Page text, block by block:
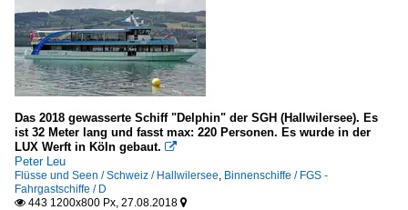
Das 2018 gewasserte Schiff "Delphin" der SGH (Hallwilersee). Es
ist 32 Meter lang und fasst max: 220 Personen. Es wurde in der
LUX Werft in Köln gebaut. 
Peter Leu
Flüsse und Seen / Schweiz / Hallwilersee, Binnenschiffe / FGS -
Fahrgastschiffe / D
 443 1200x800 Px, 27.08.2018 